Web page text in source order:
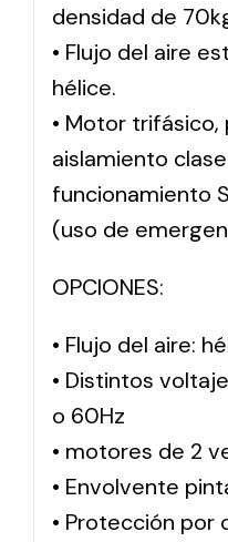
densidad de
• Flujo del aire
hélice.
• Motor trifásico,
aislamiento
funcionamiento
(uso de
OPCIONES:
• Flujo del aire:
• Distintos
o 60Hz
• motores de 2
• Envolvente
• Protección por